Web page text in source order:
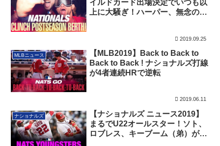
イルドカード出場決定でいつも以
上に大騒ぎ！ハーパー、無念の敗
2019.09.25
MLBニュース
【MLB2019】Back to Back to
Back to Back ! ナショナルズ打線
が4者連続HRで逆転
2019.06.11
ナショナルズ
【ナショナルズ ニュース2019】
まるでU22オールスター！ソト、
ロブレス、キーブーム（弟）が同